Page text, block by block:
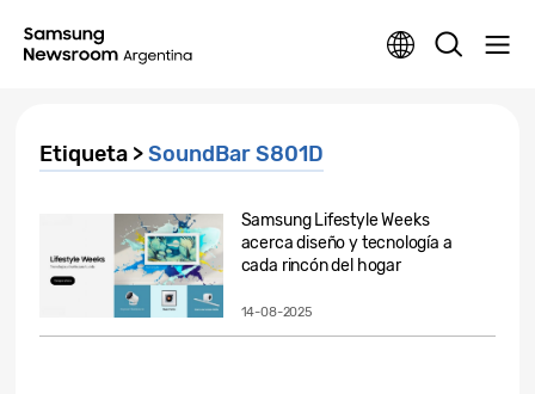
Etiqueta >SoundBar S801D
Samsung Lifestyle Weeks
acerca diseño y tecnología a
cada rincón del hogar
14-08-2025